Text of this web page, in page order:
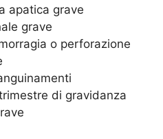
apatica grave
grave
o perforazione
di gravidanza